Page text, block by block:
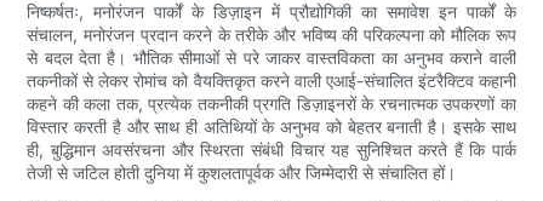
निष्कर्षतः, मनोरंजन पार्कों के डिज़ाइन में प्रौद्योगिकी का समावेश इन पार्कों के
संचालन, मनोरंजन प्रदान करने के तरीके और भविष्य की परिकल्पना को मौलिक रूप
से बदल देता है। भौतिक सीमाओं से परे जाकर वास्तविकता का अनुभव कराने वाली
तकनीकों से लेकर रोमांच को वैयक्तिकृत करने वाली एआई-संचालित इंटरैक्टिव कहानी
कहने की कला तक, प्रत्येक तकनीकी प्रगति डिज़ाइनरों के रचनात्मक उपकरणों का
विस्तार करती है और साथ ही अतिथियों के अनुभव को बेहतर बनाती है। इसके साथ
ही, बुद्धिमान अवसंरचना और स्थिरता संबंधी विचार यह सुनिश्चित करते हैं कि पार्क
तेजी से जटिल होती दुनिया में कुशलतापूर्वक और जिम्मेदारी से संचालित हों।